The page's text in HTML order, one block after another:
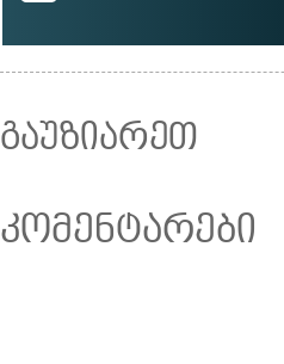
გაუზიარეთ
კომენტარები